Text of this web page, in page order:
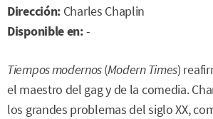
Dirección: Charles Chaplin
Disponible en:-
Tiempos modernos(Modern Times)
el maestro del gag y de la comedia.
los grandes problemas del siglo XX,